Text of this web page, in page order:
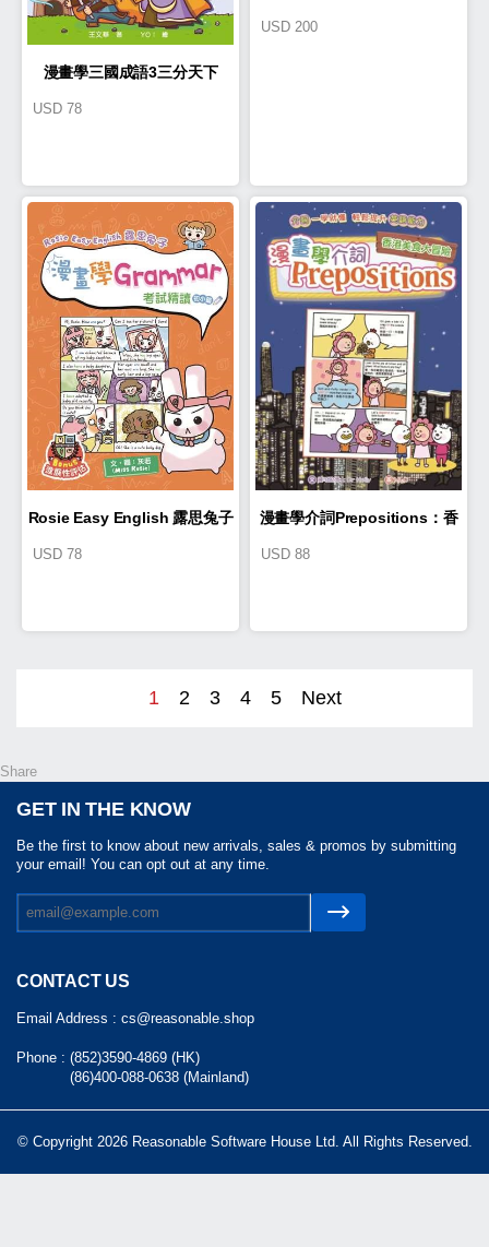
漫畫學三國成語3三分天下
USD 78
USD 200
Rosie Easy English 露思兔子
USD 78
漫畫學介詞Prepositions：香
USD 88
1 2 3 4 5 Next
Share
GET IN THE KNOW
Be the first to know about new arrivals, sales & promos by submitting
your email! You can opt out at any time.
CONTACT US
Email Address : cs@reasonable.shop
Phone : (852)3590-4869 (HK)
(86)400-088-0638 (Mainland)
© Copyright 2026 Reasonable Software House Ltd. All Rights Reserved.